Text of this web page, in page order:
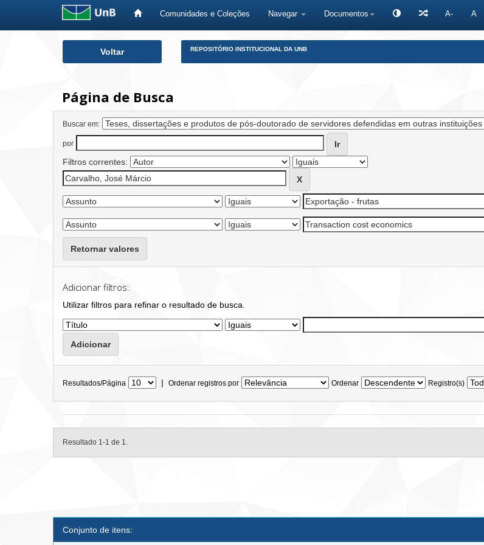
Comunidades e Coleções Navegar Documentos A- A
Voltar REPOSITÓRIO INSTITUCIONAL DA UNB
Página de Busca
Buscar em:
por
Filtros correntes:
Retornar valores
Adicionar filtros:
Utilizar filtros para refinar o resultado de busca.
Resultados/Página | Ordenar registros por Ordenar Registro(s)
Resultado 1-1 de 1.
Conjunto de itens: